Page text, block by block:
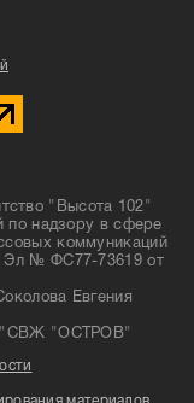
"Высота 102"
по надзору в сфере
коммуникаций
Эл № ФС77-73619 от
Евгения
"СВЖ "ОСТРОВ"